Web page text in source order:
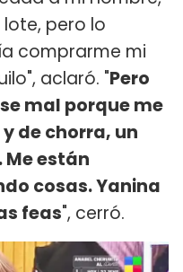
pero lo
comprarme mi
aclaró. "Pero
mal porque me
de chorra, un
están
cosas. Yanina
feas", cerró.